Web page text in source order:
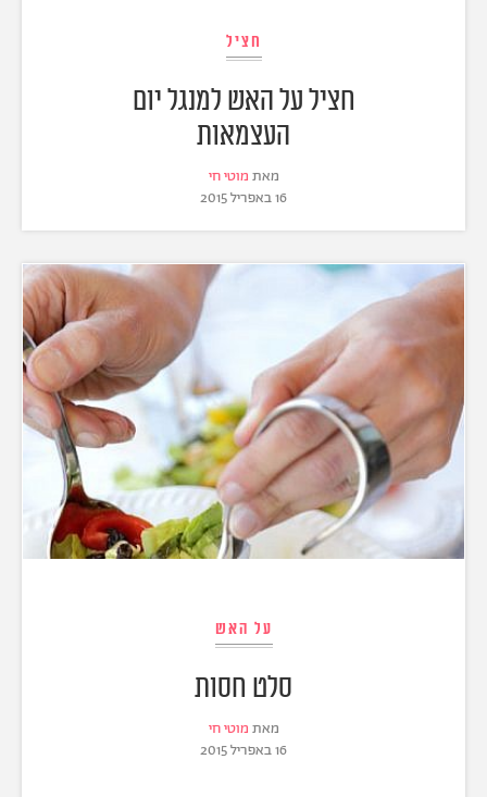
חציל
חציל על האש למנגל יום
העצמאות
מאת מוטי חי
16 באפריל 2015
על האש
סלט חסות
מאת מוטי חי
16 באפריל 2015